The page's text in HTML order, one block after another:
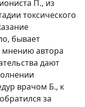
П., из
токсического
бывает
автора
дают
врачом Б., к
за